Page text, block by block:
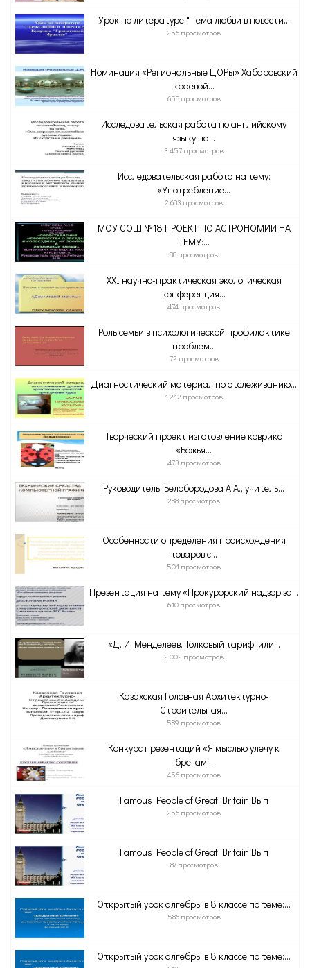
Урок по литературе " Тема любви в повести...
256 просмотров
Номинация «Региональные ЦОРы» Хабаровский
краевой...
658 просмотров
Исследовательская работа по английскому
языку на...
3 457 просмотров
Исследовательская работа на тему:
«Употребление...
2 683 просмотров
МОУ СОШ №18 ПРОЕКТ ПО АСТРОНОМИИ НА
ТЕМУ:...
88 просмотров
XXI научно-практическая экологическая
конференция...
474 просмотров
Роль семьи в психологической профилактике
проблем...
72 просмотров
Диагностический материал по отслеживанию...
1 212 просмотров
Творческий проект изготовление коврика
«Божья...
473 просмотров
Руководитель: Белобородова А.А., учитель...
288 просмотров
Особенности определения происхождения
товаров с...
501 просмотров
Презентация на тему «Прокурорский надзор за...
610 просмотров
«Д. И. Менделеев. Толковый тариф, или...
2 002 просмотров
Казахская Головная Архитектурно-
Строительная...
589 просмотров
Конкурс презентаций «Я мыслью улечу к
брегам...
456 просмотров
Famous People of Great Britain Вып
256 просмотров
Famous People of Great Britain Вып
87 просмотров
Открытый урок алгебры в 8 классе по теме:...
586 просмотров
Открытый урок алгебры в 8 классе по теме:...